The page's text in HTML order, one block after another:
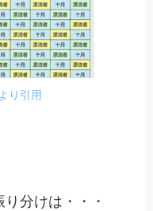
り引用
分けは・・・